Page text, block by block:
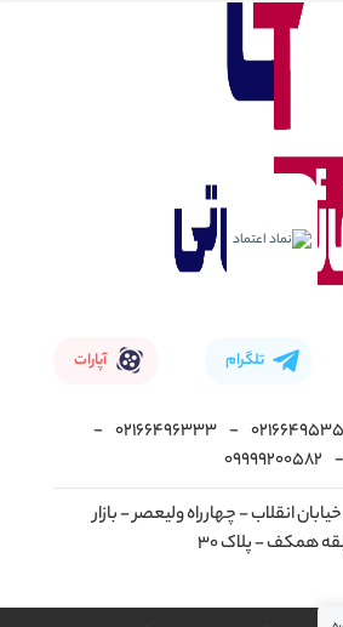
تلگرام آپارات
-
02166496333
-
-
09999200582
انقلاب - چهارراه ولیعصر - بازار
همکف - پلاک 30